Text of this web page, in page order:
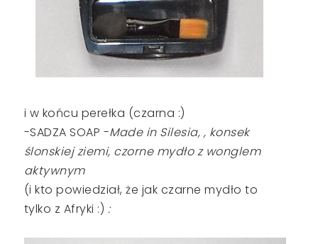
i w końcu perełka (czarna :)
-SADZA SOAP -Made in Silesia, , konsek
ślonskiej ziemi, czorne mydło z wonglem
aktywnym
(i kto powiedział, że jak czarne mydło to
tylko z Afryki :) :